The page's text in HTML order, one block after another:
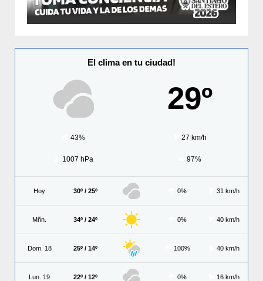
El clima en tu ciudad!
29º
43% 27 km/h
1007 hPa 97%
Hoy 30º / 25º 0% 31 km/h
Mñn. 34º / 24º 0% 40 km/h
Dom. 18 25º / 14º 100% 40 km/h
Lun. 19 22º / 12º 0% 16 km/h